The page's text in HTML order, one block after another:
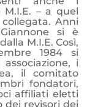
– a quel
Anni
si è
M.I.E. Così,
1984 si
i
il comitato
fondatori,
affiliati eletti
dei revisori dei